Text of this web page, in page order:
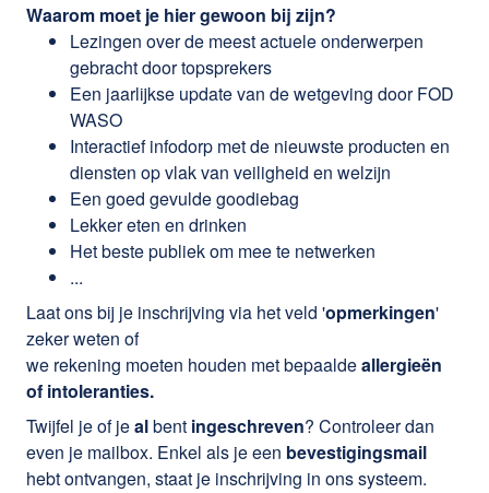
Waarom moet je hier gewoon bij zijn?
Lezingen over de meest actuele onderwerpen
gebracht door topsprekers
Een jaarlijkse update van de wetgeving door FOD
WASO
Interactief infodorp met de nieuwste producten en
diensten op vlak van veiligheid en welzijn
Een goed gevulde goodiebag
Lekker eten en drinken
Het beste publiek om mee te netwerken
...
Laat ons bij je inschrijving via het veld 'opmerkingen'
zeker weten of
we rekening moeten houden met bepaaldeallergieën
of intoleranties.
Twijfel je of jealbent ingeschreven? Controleer dan
even je mailbox. Enkel als je een bevestigingsmail
hebt ontvangen, staat je inschrijving in ons systeem.